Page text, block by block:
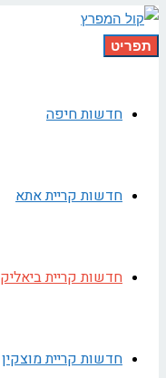
תפריט
חדשות חיפה
חדשות קריית אתא
חדשות קריית ביאליק
חדשות קריית מוצקין